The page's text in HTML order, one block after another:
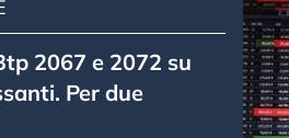
2067 e 2072 su
Per due